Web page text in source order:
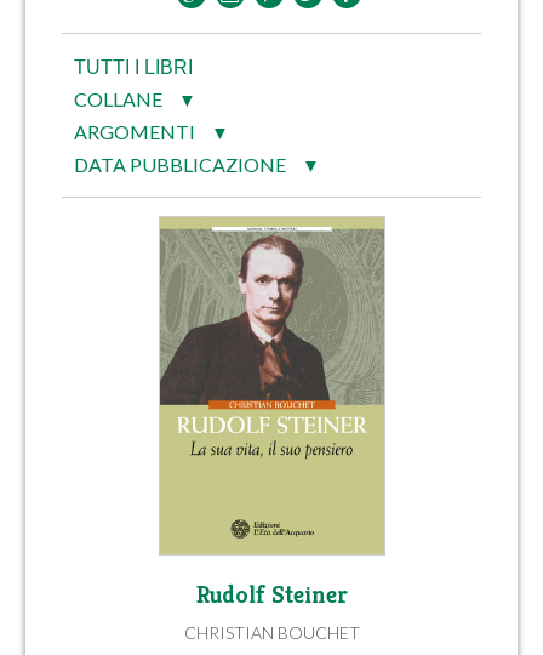
TUTTI I LIBRI
COLLANE ▼
ARGOMENTI ▼
DATA PUBBLICAZIONE ▼
Rudolf Steiner
CHRISTIAN BOUCHET